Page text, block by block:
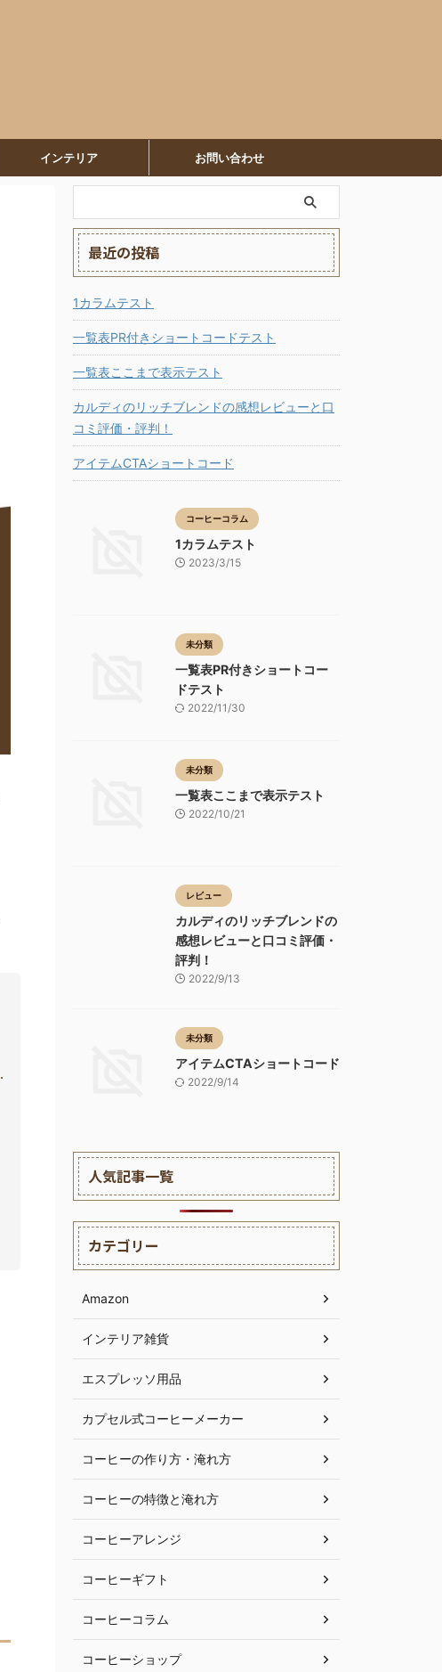
インテリア お問い合わせ
最近の投稿
1カラムテスト
一覧表PR付きショートコードテスト
一覧表ここまで表示テスト
カルディのリッチブレンドの感想レビューと口
コミ評価・評判！
アイテムCTAショートコード
コーヒーコラム
1カラムテスト
2023/3/15
未分類
一覧表PR付きショートコー
ドテスト
2022/11/30
未分類
一覧表ここまで表示テスト
2022/10/21
レビュー
カルディのリッチブレンドの
感想レビューと口コミ評価・
評判！
2022/9/13
未分類
アイテムCTAショートコード
2022/9/14
人気記事一覧
カテゴリー
Amazon
インテリア雑貨
エスプレッソ用品
カプセル式コーヒーメーカー
コーヒーの作り方・淹れ方
コーヒーの特徴と淹れ方
コーヒーアレンジ
コーヒーギフト
コーヒーコラム
コーヒーショップ